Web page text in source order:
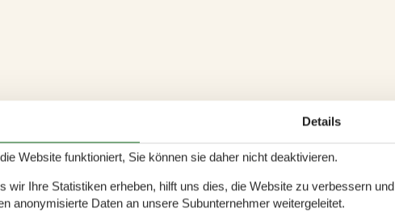
Details
Website funktioniert, Sie können sie daher nicht deaktivieren.
wir Ihre Statistiken erheben, hilft uns dies, die Website zu verbessern und
anonymisierte Daten an unsere Subunternehmer weitergeleitet.